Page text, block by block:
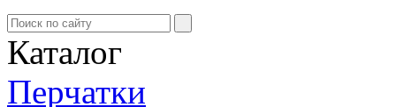
Каталог
Перчатки